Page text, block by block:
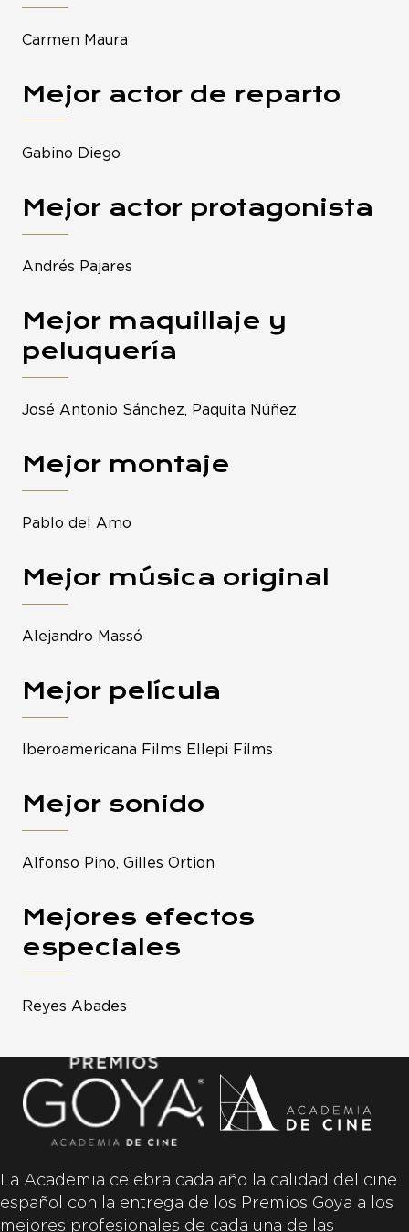
Carmen Maura
Mejor actor de reparto
Gabino Diego
Mejor actor protagonista
Andrés Pajares
Mejor maquillaje y
peluquería
José Antonio Sánchez, Paquita Núñez
Mejor montaje
Pablo del Amo
Mejor música original
Alejandro Massó
Mejor película
Iberoamericana Films Ellepi Films
Mejor sonido
Alfonso Pino, Gilles Ortion
Mejores efectos
especiales
Reyes Abades
La Academia celebra cada año la calidad del cine
español con la entrega de los Premios Goya a los
mejores profesionales de cada una de las